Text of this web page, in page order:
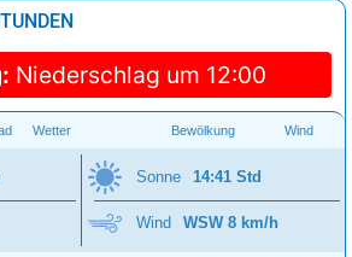
Niederschlag um 12:00
Wetter Bewölkung Wind
Sonne 14:41 Std
Wind WSW 8 km/h